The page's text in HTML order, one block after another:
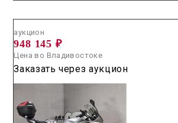
аукцион
948 145 ₽
Цена во Владивостоке
Заказать через аукцион